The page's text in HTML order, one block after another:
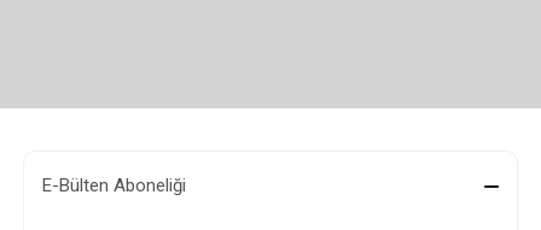
E-Bülten Aboneliği